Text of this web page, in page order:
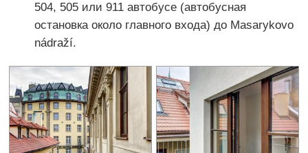
504, 505 или 911 автобусе (автобусная
остановка около главного входа) до Masarykovo
nádraží.